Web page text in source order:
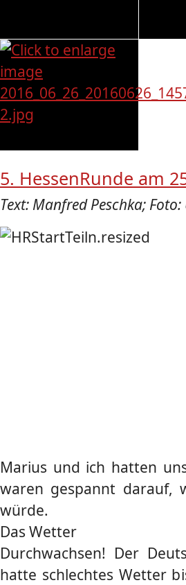
5. HessenRunde am
Text: Manfred Peschka;
Marius und ich hatten
waren gespannt darauf,
würde.
Das Wetter
Durchwachsen! Der
hatte schlechtes Wetter